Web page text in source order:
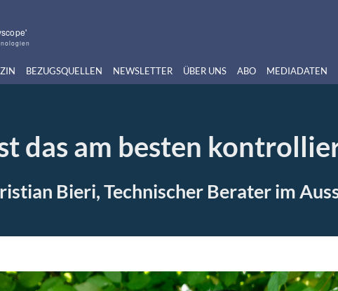
BEZUGSQUELLEN NEWSLETTER ÜBER UNS ABO MEDIADATEN
das am besten
Bieri, Technischer Berater im